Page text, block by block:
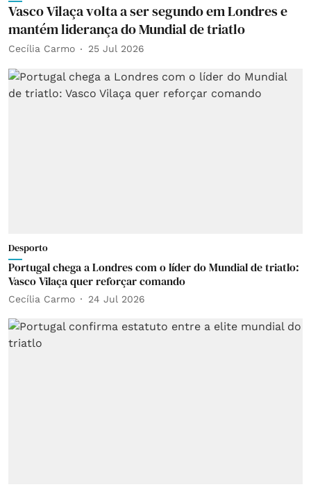
Vasco Vilaça volta a ser segundo em Londres e
mantém liderança do Mundial de triatlo
Cecília Carmo 25 Jul 2026
Desporto
Portugal chega a Londres com o líder do Mundial de triatlo:
Vasco Vilaça quer reforçar comando
Cecília Carmo 24 Jul 2026